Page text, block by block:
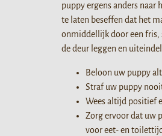
puppy ergens anders
te laten beseffen dat het
onmiddellijk door een fris,
de deur leggen en
Beloon uw puppy
Straf uw puppy
Wees altijd positief
Zorg ervoor dat uw
voor eet- en